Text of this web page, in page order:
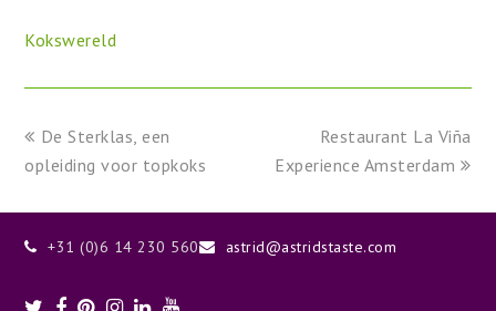
Kokswereld
previous
post:
De Sterklas, een
opleiding voor topkoks
next
post:
Restaurant La Viña
Experience Amsterdam
+31 (0)6 14 230 560 astrid@astridstaste.com